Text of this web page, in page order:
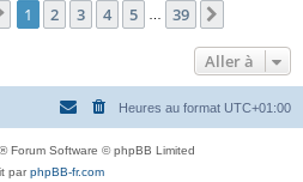
Page 1sur39
1 2 3 4 5 39
Aller à
Heures au format UTC+01:00
® Forum Software © phpBB Limited
parphpBB-fr.com